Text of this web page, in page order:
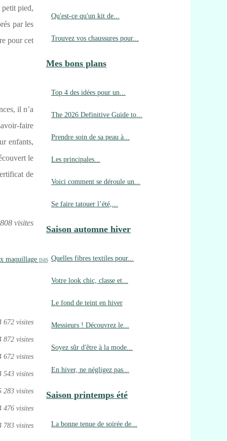
petit pied,
par les
pour cet
il n’a
faire
enfants,
le
de
visites
maquillage pas
672 visites
872 visites
672 visites
543 visites
283 visites
476 visites
783 visites
Qu'est-ce qu'un kit de...
Trouvez vos chaussures pour...
Mes bons plans
Top 4 des idées pour un...
The 2026 Definitive Guide to...
Prendre soin de sa peau à...
Les principales...
Voici comment se déroule un...
Se faire tatouer l’été,...
Saison automne hiver
Quelles fibres textiles pour...
Votre look chic, classe et...
Le fond de teint en hiver
Messieurs ! Découvrez le...
Soyez sûr d'être à la mode...
En hiver, ne négligez pas...
Saison printemps été
La bonne tenue de soirée de...